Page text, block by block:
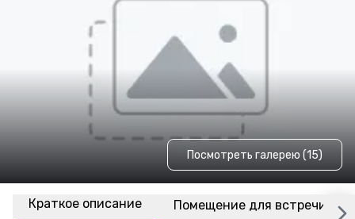
Посмотреть галерею (15)
Краткое описание Помещение для встречи